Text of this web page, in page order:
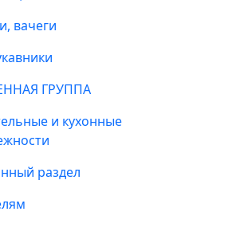
вачеги
ГРУППА
и кухонные
раздел